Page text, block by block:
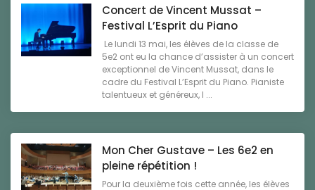
Concert de Vincent Mussat –
Festival L’Esprit du Piano
Le lundi 13 mai, les élèves de la classe de
5e2 ont eu la chance d’assister à un concert
exceptionnel de Vincent Mussat, dans le
cadre du Festival L’Esprit du Piano. Pianiste
talentueux et généreux, l ...
Mon Cher Gustave – Les 6e2 en
pleine répétition !
Pour la deuxième fois cette année, les élèves